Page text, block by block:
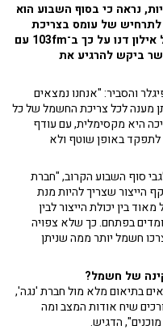
נראה כי בסוף השבוע הוא
לתרחיש של עומס בצריכת
החשמל בימים הקרובים? ליאת רון ויעל אילון דנו על כך ב־103fm עם
ביקש להרגיע את
דיווח שפיגלר והסביר: "אנחנו נמצאים
מענה לכל צריכת החשמל של כל
היא מקסימלית, עם עודף
לתפקד באופן שוטף ולא
סוף השבוע הקרוב, "חברת
הייצור שצריך להיות מנת
בין יכולת הייצור לבין
בפתחם. כך שלא צפויה
חשמל יותר ממה שניתן
של חשמל?
בתיאום מלא מול חברת 'נגה',
שיח אודות המצב ומה
הדגיש.